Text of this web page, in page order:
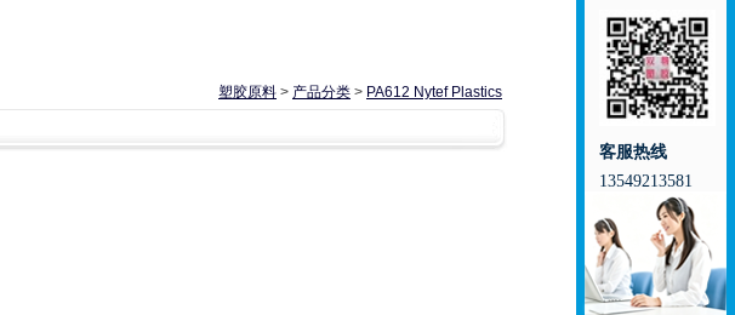
塑胶原料 > 产品分类 > PA612 Nytef Plastics
客服热线
13549213581